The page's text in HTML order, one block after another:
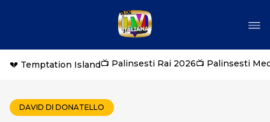
💔 Temptation Island📺 Palinsesti Rai 2026📺 Palinsesti
DAVID DI DONATELLO